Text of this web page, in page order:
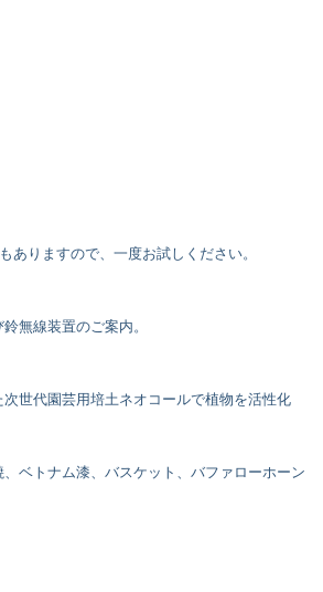
りますので、一度お試しください。
無線装置のご案内。
世代園芸用培土ネオコールで植物を活性化
ベトナム漆、バスケット、バファローホーン